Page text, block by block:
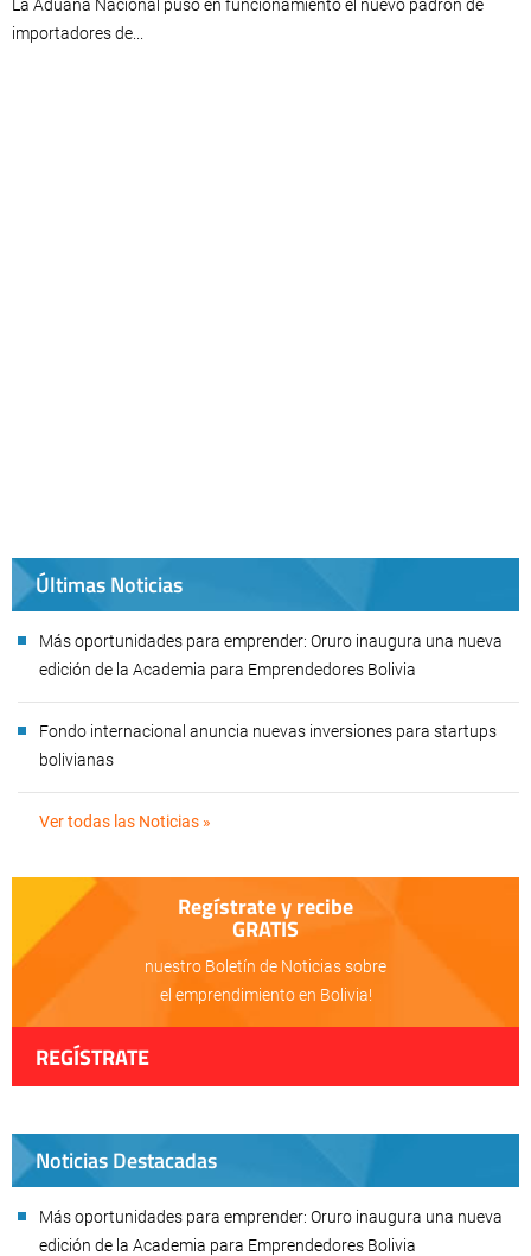
La Aduana Nacional puso en funcionamiento el nuevo padrón de
importadores de...
Últimas Noticias
Más oportunidades para emprender: Oruro inaugura una nueva
edición de la Academia para Emprendedores Bolivia
Fondo internacional anuncia nuevas inversiones para startups
bolivianas
Ver todas las Noticias »
Regístrate y recibe
GRATIS
nuestro Boletín de Noticias sobre
el emprendimiento en Bolivia!
REGÍSTRATE
Noticias Destacadas
Más oportunidades para emprender: Oruro inaugura una nueva
edición de la Academia para Emprendedores Bolivia